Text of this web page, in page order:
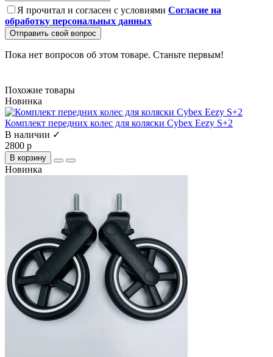
Я прочитал и согласен с условиями Согласие на
обработку персональных данных
Отправить свой вопрос
Пока нет вопросов об этом товаре. Станьте первым!
Похожие товары
Новинка
Комплект передних колес для коляски Cybex Eezy S+2
В наличии ✓
2800 р
В корзину
Новинка